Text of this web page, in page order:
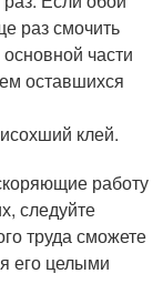
раз смочить
части
оставшихся
клей.
работу
следуйте
труда сможете
его целыми